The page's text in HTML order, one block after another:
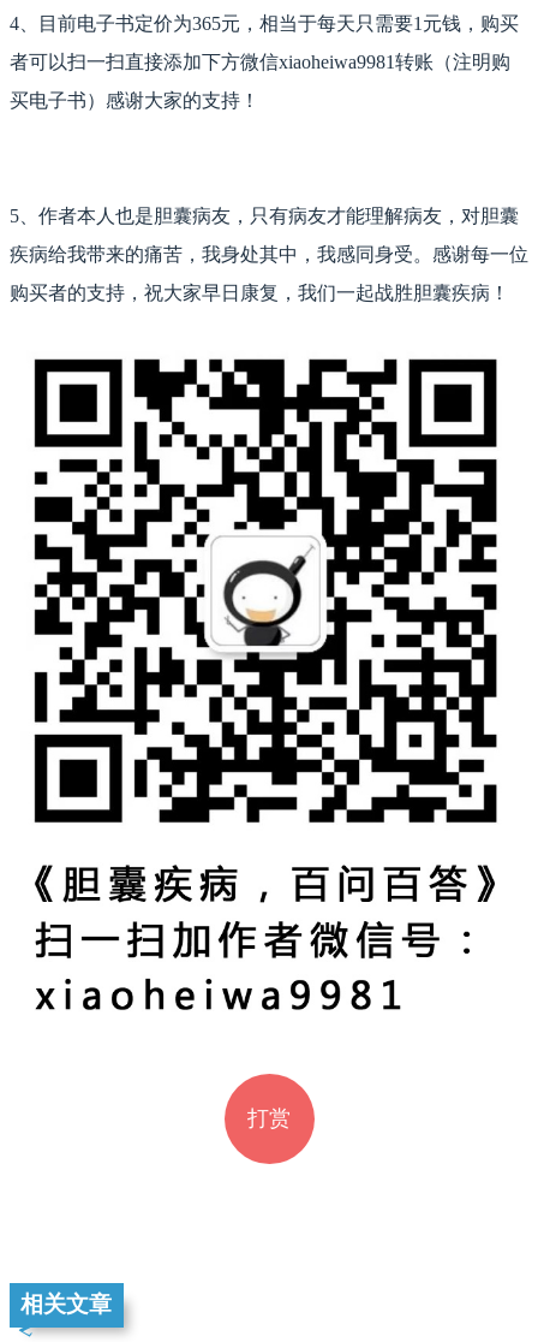
4、目前电子书定价为365元，相当于每天只需要1元钱，购买
者可以扫一扫直接添加下方微信xiaoheiwa9981转账（注明购
买电子书）感谢大家的支持！
5、 作者本人也是胆囊病友，只有病友才能理解病友，对胆囊
疾病给我带来的痛苦，我身处其中，我感同身受。 感谢每一位
购买者的支持，祝大家早日康复，我们一起战胜胆囊疾病！
打赏
相关文章